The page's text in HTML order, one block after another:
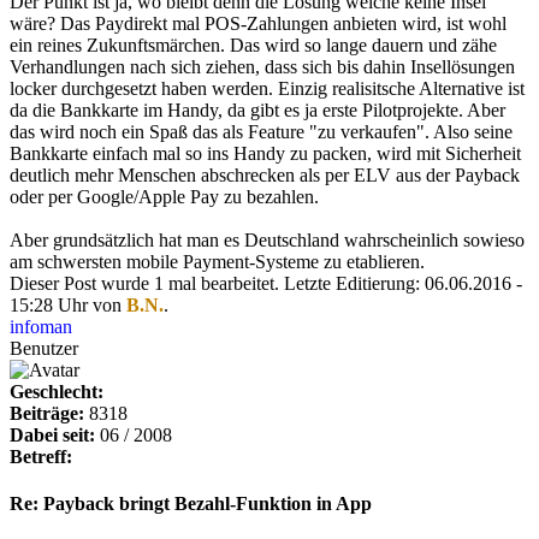
wäre? Das Paydirekt mal POS-Zahlungen anbieten wird, ist wohl
ein reines Zukunftsmärchen. Das wird so lange dauern und zähe
Verhandlungen nach sich ziehen, dass sich bis dahin Insellösungen
locker durchgesetzt haben werden. Einzig realisitsche Alternative ist
da die Bankkarte im Handy, da gibt es ja erste Pilotprojekte. Aber
das wird noch ein Spaß das als Feature "zu verkaufen". Also seine
Bankkarte einfach mal so ins Handy zu packen, wird mit Sicherheit
deutlich mehr Menschen abschrecken als per ELV aus der Payback
oder per Google/Apple Pay zu bezahlen.
Aber grundsätzlich hat man es Deutschland wahrscheinlich sowieso
am schwersten mobile Payment-Systeme zu etablieren.
Dieser Post wurde 1 mal bearbeitet. Letzte Editierung: 06.06.2016 -
15:28 Uhr von B.N..
infoman
Benutzer
Geschlecht:
Beiträge: 8318
Dabei seit: 06 / 2008
Betreff:
Re: Payback bringt Bezahl-Funktion in App